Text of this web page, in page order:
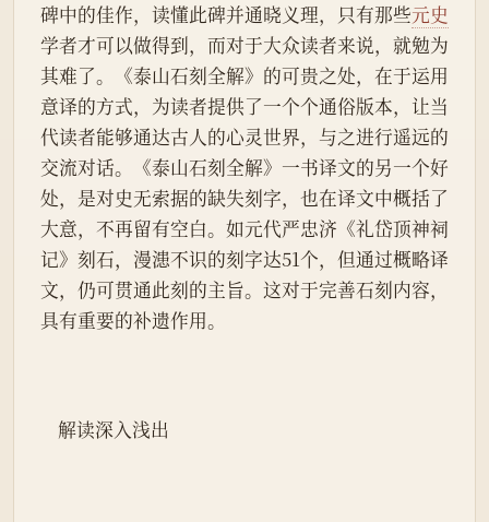
碑中的佳作，读懂此碑并通晓义理，只有那些元史
学者才可以做得到，而对于大众读者来说，就勉为
其难了。《泰山石刻全解》的可贵之处，在于运用
意译的方式，为读者提供了一个个通俗版本，让当
代读者能够通达古人的心灵世界，与之进行遥远的
交流对话。《泰山石刻全解》一书译文的另一个好
处，是对史无索据的缺失刻字，也在译文中概括了
大意，不再留有空白。如元代严忠济《礼岱顶神祠
记》刻石，漫漶不识的刻字达51个，但通过概略译
文，仍可贯通此刻的主旨。这对于完善石刻内容，
具有重要的补遗作用。
    解读深入浅出